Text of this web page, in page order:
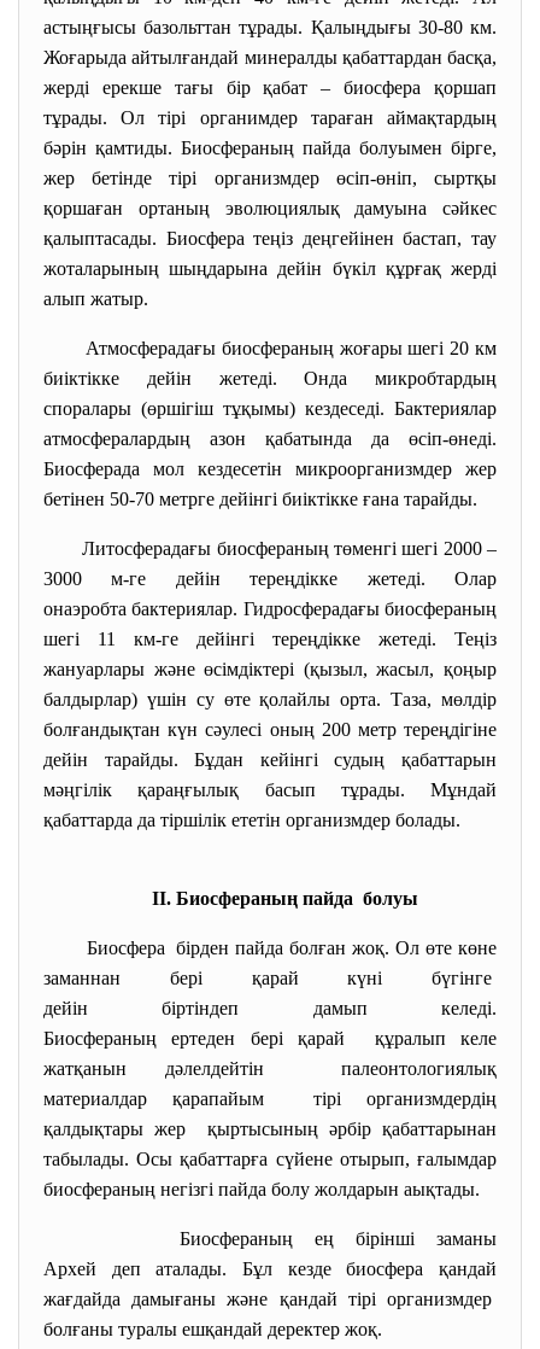
астыңғысы базольттан тұрады. Қалыңдығы 30-80 км.
Жоғарыда айтылғандай минералды қабаттардан басқа,
жерді ерекше тағы бір қабат – биосфера қоршап
тұрады. Ол тірі органимдер тараған аймақтардың
бәрін қамтиды. Биосфераның пайда болуымен бірге,
жер бетінде тірі организмдер өсіп-өніп, сыртқы
қоршаған ортаның эволюциялық дамуына сәйкес
қалыптасады. Биосфера теңіз деңгейінен бастап, тау
жоталарының шыңдарына дейін бүкіл құрғақ жерді
алып жатыр.
Атмосферадағы биосфераның жоғары шегі 20 км
биіктікке дейін жетеді. Онда микробтардың
споралары (өршігіш тұқымы) кездеседі. Бактериялар
атмосфералардың азон қабатында да өсіп-өнеді.
Биосферада мол кездесетін микроорганизмдер жер
бетінен 50-70 метрге дейінгі биіктікке ғана тарайды.
Литосферадағы биосфераның төменгі шегі 2000 –
3000 м-ге дейін тереңдікке жетеді. Олар
онаэробта бактериялар. Гидросферадағы биосфераның
шегі 11 км-ге дейінгі тереңдікке жетеді. Теңіз
жануарлары және өсімдіктері (қызыл, жасыл, қоңыр
балдырлар) үшін су өте қолайлы орта. Таза, мөлдір
болғандықтан күн сәулесі оның 200 метр тереңдігіне
дейін тарайды. Бұдан кейінгі судың қабаттарын
мәңгілік қараңғылық басып тұрады. Мұндай
қабаттарда да тіршілік ететін организмдер болады.
ІІ. Биосфераның пайда болуы
Биосфера бірден пайда болған жоқ. Ол өте көне
заманнан бері қарай күні бүгінге
дейін біртіндеп дамып келеді.
Биосфераның ертеден бері қарай құралып келе
жатқанын дәлелдейтін палеонтологиялық
материалдар қарапайым тірі организмдердің
қалдықтары жер қыртысының әрбір қабаттарынан
табылады. Осы қабаттарға сүйене отырып, ғалымдар
биосфераның негізгі пайда болу жолдарын аықтады.
Биосфераның ең бірінші заманы
Архей деп аталады. Бұл кезде биосфера қандай
жағдайда дамығаны және қандай тірі организмдер
болғаны туралы ешқандай деректер жоқ.